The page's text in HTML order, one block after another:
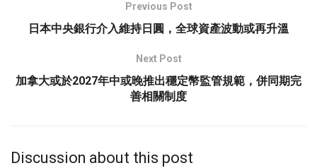
Previous Post
日本中央銀行介入維持日圓，全球資產波動或再升溫
Next Post
加拿大或於2027年中或晚推出穩定幣監管規範，併同期完
善相關制度
Discussion about this post